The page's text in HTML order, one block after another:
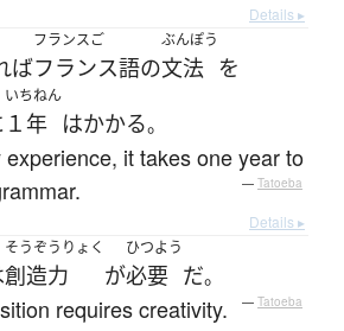
Details ▸
ば
フランスご
フランス語の
ぶんぽう
文法 を
いちねん
１年 はかかる。
it takes one year to
— Tatoeba
Details ▸
そうぞうりょく
創造力 が
ひつよう
必要 だ。
requires creativity. — Tatoeba